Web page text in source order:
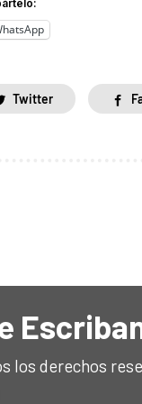
Twitter
los derechos